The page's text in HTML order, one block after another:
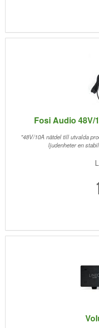
Fosi Audio 48V/
"48V/10A nätdel till utvalda
ljudenheter en